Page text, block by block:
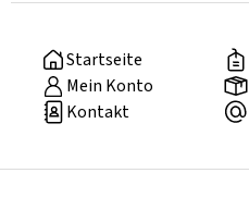
Startseite
Mein Konto
Kontakt